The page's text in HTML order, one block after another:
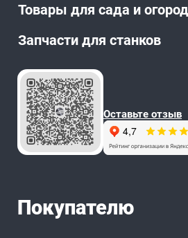
Товары для сада и
Запчасти для станков
Оставьте отзыв
Покупателю